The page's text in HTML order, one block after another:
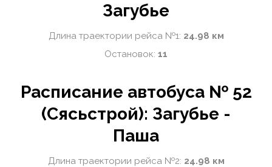
Загубье
Длина траектории рейса №1: 24.98 км
Остановок: 11
Расписание автобуса № 52
(Сясьстрой): Загубье -
Паша
Длина траектории рейса №2: 24.98 км